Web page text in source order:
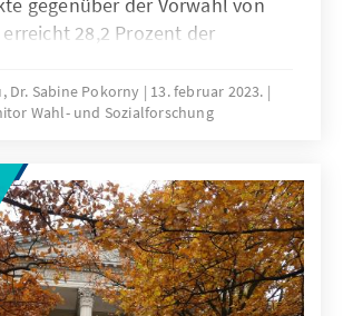
gegenüber der Vorwahl von
28,2 Prozent der
aus SPD, Grünen und
Die SPD hat zum dritten Mal in
scheitert an der Fünf-Prozent-
zu anderen
wird die Wahl von besonders
auf allen Ebenen
Dr. Sabine Pokorny
13. februar 2023.
Wahl- und Sozialforschung